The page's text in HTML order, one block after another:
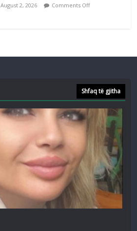
August 2, 2026 Comments Off
Shfaq të gjitha